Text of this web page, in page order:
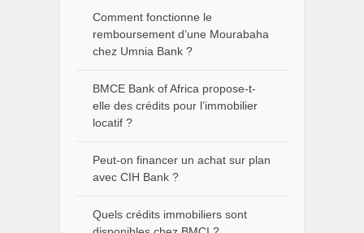
Comment fonctionne le
remboursement d’une Mourabaha
chez Umnia Bank ?
BMCE Bank of Africa propose-t-
elle des crédits pour l’immobilier
locatif ?
Peut-on financer un achat sur plan
avec CIH Bank ?
Quels crédits immobiliers sont